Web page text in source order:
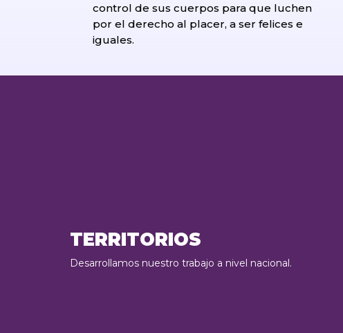
control de sus cuerpos para que luchen
por el derecho al placer, a ser felices e
iguales.
TERRITORIOS
Desarrollamos nuestro trabajo a nivel nacional.